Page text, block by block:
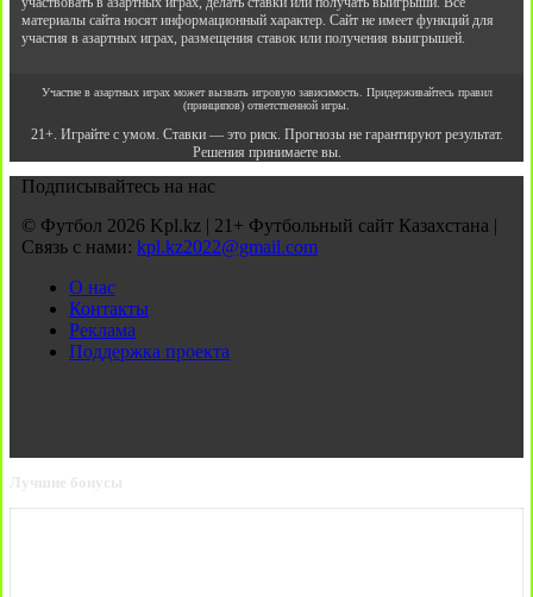
материалы сайта носят информационный характер. Сайт не имеет функций для
участия в азартных играх, размещения ставок или получения выигрышей.
Участие в азартных играх может вызвать игровую зависимость. Придерживайтесь правил
(принципов) ответственной игры.
21+. Играйте с умом. Ставки — это риск. Прогнозы не гарантируют результат.
Решения принимаете вы.
Подписывайтесь на нас
© Футбол 2026 Kpl.kz | 21+ Футбольный сайт Казахстана |
Связь с нами: kpl.kz2022@gmail.com
О нас
Контакты
Реклама
Поддержка проекта
Лучшие бонусы